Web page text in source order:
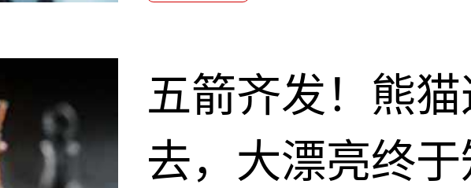
五箭齐发！熊
去，大漂亮终